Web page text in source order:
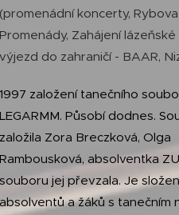
(promenádní koncerty, Rybova
Promenády, Zahájení lázeňské
výjezd do zahraničí - BAAR,
1997 založení tanečního
LEGARMM. Působí dodnes.
založila Zora Breczková, Olga
Rambousková, absolventka
souboru jej převzala. Je
absolventů a žáků s tanečním